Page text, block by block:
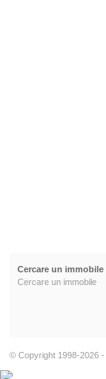
Cercare un immobile
Cercare un immobile
© Copyright 1998-2026 -